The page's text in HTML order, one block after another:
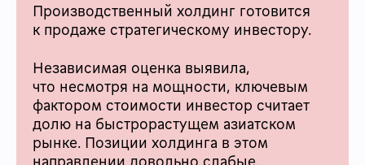
Производственный холдинг готовится
к продаже стратегическому инвестору.
Независимая оценка выявила,
что несмотря на мощности, ключевым
фактором стоимости инвестор считает
долю на быстрорастущем азиатском
рынке. Позиции холдинга в этом
направлении довольно слабые.